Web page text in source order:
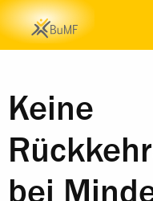
Keine
bei